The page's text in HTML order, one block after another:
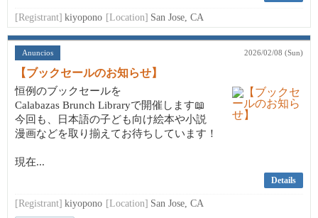
[Registrant] kiyopono [Location] San Jose, CA
Anuncios 2026/02/08 (Sun)
【ブックセールのお知らせ】
恒例のブックセールを
Calabazas Brunch Libraryで開催します📖
今回も、日本語の子ども向け絵本や小説
漫画などを取り揃えてお待ちしています！
現在...
Details
[Registrant] kiyopono [Location] San Jose, CA